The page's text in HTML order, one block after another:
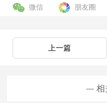
微信 朋友圈
上一篇
相